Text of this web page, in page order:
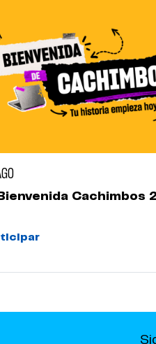
Cachimbos